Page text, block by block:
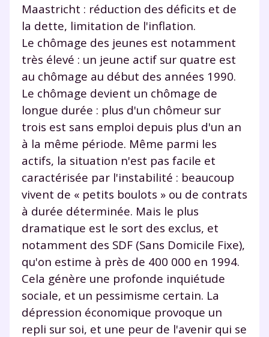
Maastricht : réduction des déficits et de
la dette, limitation de l'inflation.
Le chômage des jeunes est notamment
très élevé : un jeune actif sur quatre est
au chômage au début des années 1990.
Le chômage devient un chômage de
longue durée : plus d'un chômeur sur
trois est sans emploi depuis plus d'un an
à la même période. Même parmi les
actifs, la situation n'est pas facile et
caractérisée par l'instabilité : beaucoup
vivent de « petits boulots » ou de contrats
à durée déterminée. Mais le plus
dramatique est le sort des exclus, et
notamment des SDF (Sans Domicile Fixe),
qu'on estime à près de 400 000 en 1994.
Cela génère une profonde inquiétude
sociale, et un pessimisme certain. La
dépression économique provoque un
repli sur soi, et une peur de l'avenir qui se